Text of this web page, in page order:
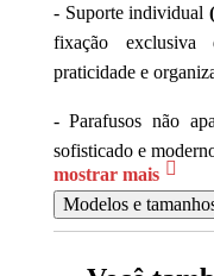
- Suporte individual
fixação exclusiva
praticidade e
- Parafusos não
sofisticado e
- Sistema de janelas
disjuntor, com uma
mostrar mais
Modelos e